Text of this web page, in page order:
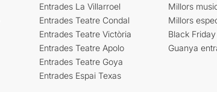
Entrades La Villarroel
Entrades Teatre Condal
Entrades Teatre Victòria
Entrades Teatre Apolo
Entrades Teatre Goya
Entrades Espai Texas
Millors
Millors
Black
Guanya